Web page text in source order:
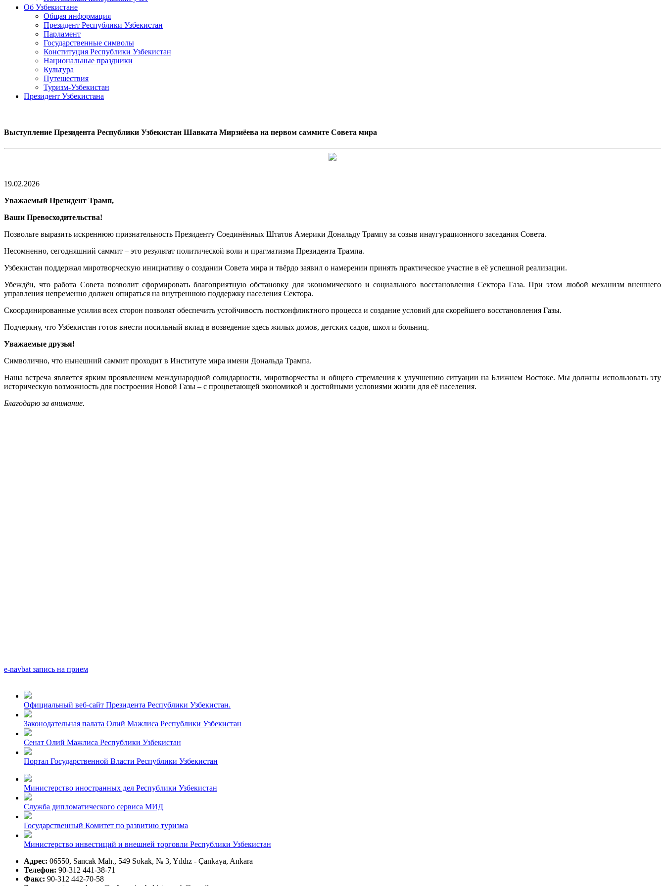
Об Узбекистане
Общая информация
Президент Республики Узбекистан
Парламент
Государственные символы
Конституция Республики Узбекистан
Национальные праздники
Культура
Путешествия
Туризм-Узбекистан
Президент Узбекистана
Выступление Президента Республики Узбекистан Шавката Мирзиёева на первом саммите Совета мира
19.02.2026
Уважаемый Президент Трамп,
Ваши Превосходительства!
Позвольте выразить искреннюю признательность Президенту Соединённых Штатов Америки Дональду Трампу за созыв инаугурационного заседания Совета.
Несомненно, сегодняшний саммит – это результат политической воли и прагматизма Президента Трампа.
Узбекистан поддержал миротворческую инициативу о создании Совета мира и твёрдо заявил о намерении принять практическое участие в её успешной реализации.
Убеждён, что работа Совета позволит сформировать благоприятную обстановку для экономического и социального восстановления Сектора Газа. При этом любой механизм внешнего
управления непременно должен опираться на внутреннюю поддержку населения Сектора.
Скоординированные усилия всех сторон позволят обеспечить устойчивость постконфликтного процесса и создание условий для скорейшего восстановления Газы.
Подчеркну, что Узбекистан готов внести посильный вклад в возведение здесь жилых домов, детских садов, школ и больниц.
Уважаемые друзья!
Символично, что нынешний саммит проходит в Институте мира имени Дональда Трампа.
Наша встреча является ярким проявлением международной солидарности, миротворчества и общего стремления к улучшению ситуации на Ближнем Востоке. Мы должны использовать эту
историческую возможность для построения Новой Газы – с процветающей экономикой и достойными условиями жизни для её населения.
Благодарю за внимание.
e-navbat запись на прием
Официальный веб-сайт Президента Республики Узбекистан.
Законодательная палата Олий Мажлиса Республики Узбекистан
Сенат Олий Мажлиса Республики Узбекистан
Портал Государственной Власти Республики Узбекистан
Министерство иностранных дел Республики Узбекистан
Служба дипломатического сервиса МИД
Государственный Комитет по развитию туризма
Министерство инвестиций и внешней торговли Республики Узбекистан
Адрес: 06550, Sancak Mah., 549 Sokak, № 3, Yıldız - Çankaya, Ankara
Телефон: 90-312 441-38-71
Факс: 90-312 442-70-58